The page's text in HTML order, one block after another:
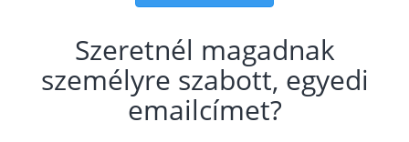
Szeretnél magadnak
személyre szabott, egyedi
emailcímet?